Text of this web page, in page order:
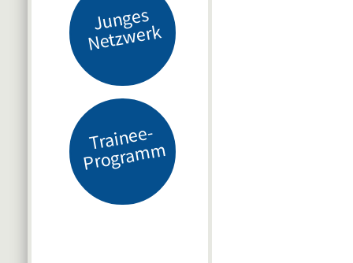
J
u
n
g
es
N
etz
w
er
k
Tr
ai
n
e
e-
Pr
o
gr
a
m
m